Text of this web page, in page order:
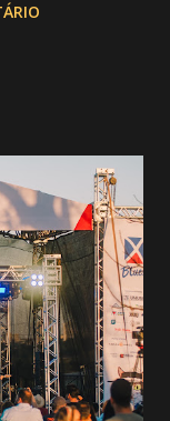
em Touros
companhia de
de nome:
por aí. Foto:
QUE
noites , entre
atrações gigantes
forró,
Leonardo